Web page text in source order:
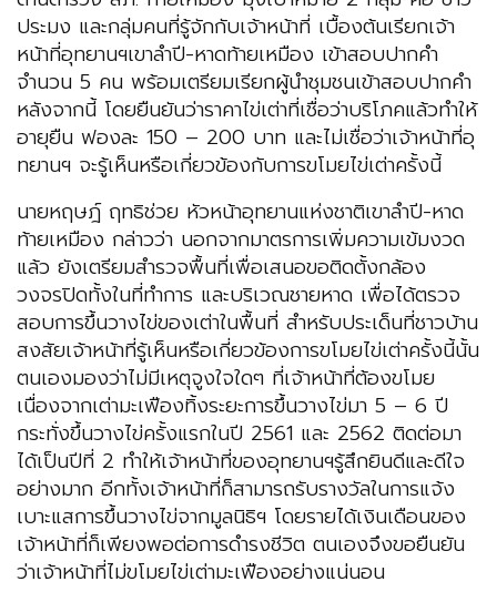
ประมง และกลุ่มคนที่รู้จักกับเจ้าหน้าที่ เบื้องต้นเรียกเจ้า
หน้าที่อุทยานฯเขาลำปี-หาดท้ายเหมือง เข้าสอบปากคำ
จำนวน 5 คน พร้อมเตรียมเรียกผู้นำชุมชนเข้าสอบปากคำ
หลังจากนี้ โดยยืนยันว่าราคาไข่เต่าที่เชื่อว่าบริโภคแล้วทำให้
อายุยืน ฟองละ 150 – 200 บาท และไม่เชื่อว่าเจ้าหน้าที่อุ
ทยานฯ จะรู้เห็นหรือเกี่ยวข้องกับการขโมยไข่เต่าครั้งนี้
นายหฤษฎ์ ฤทธิช่วย หัวหน้าอุทยานแห่งชาติเขาลำปี-หาด
ท้ายเหมือง กล่าวว่า นอกจากมาตรการเพิ่มความเข้มงวด
แล้ว ยังเตรียมสำรวจพื้นที่เพื่อเสนอขอติดตั้งกล้อง
วงจรปิดทั้งในที่ทำการ และบริเวณชายหาด เพื่อได้ตรวจ
สอบการขึ้นวางไข่ของเต่าในพื้นที่ สำหรับประเด็นที่ชาวบ้าน
สงสัยเจ้าหน้าที่รู้เห็นหรือเกี่ยวข้องการขโมยไข่เต่าครั้งนี้นั้น
ตนเองมองว่าไม่มีเหตุจูงใจใดๆ ที่เจ้าหน้าที่ต้องขโมย
เนื่องจากเต่ามะเฟืองทิ้งระยะการขึ้นวางไข่มา 5 – 6 ปี
กระทั่งขึ้นวางไข่ครั้งแรกในปี 2561 และ 2562 ติดต่อมา
ได้เป็นปีที่ 2 ทำให้เจ้าหน้าที่ของอุทยานฯรู้สึกยินดีและดีใจ
อย่างมาก อีกทั้งเจ้าหน้าที่ก็สามารถรับรางวัลในการแจ้ง
เบาะแสการขึ้นวางไข่จากมูลนิธิฯ โดยรายได้เงินเดือนของ
เจ้าหน้าที่ก็เพียงพอต่อการดำรงชีวิต ตนเองจึงขอยืนยัน
ว่าเจ้าหน้าที่ไม่ขโมยไข่เต่ามะเฟืองอย่างแน่นอน